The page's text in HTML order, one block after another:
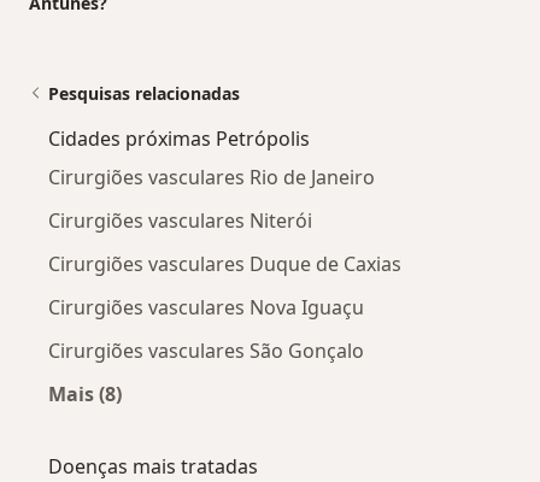
Pesquisas relacionadas
Cidades próximas Petrópolis
Cirurgiões vasculares Rio de Janeiro
Cirurgiões vasculares Niterói
Cirurgiões vasculares Duque de Caxias
Cirurgiões vasculares Nova Iguaçu
Cirurgiões vasculares São Gonçalo
Mais (8)
Doenças mais tratadas